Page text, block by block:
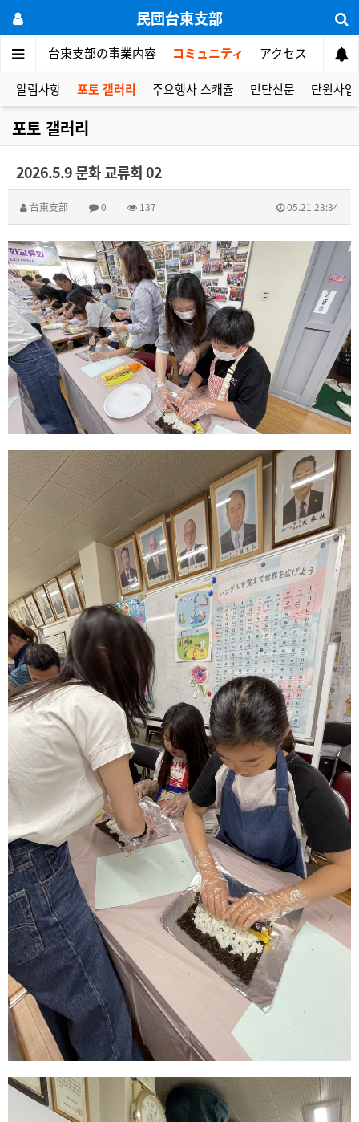
民団台東支部
挨拶 台東支部の事業内容 コミュニティ アクセス
알림사항 포토 갤러리 주요행사 스캐쥴 민단신문 단원사업
포토 갤러리
2026.5.9 문화 교류회 02
台東支部 0 137 05.21 23:34